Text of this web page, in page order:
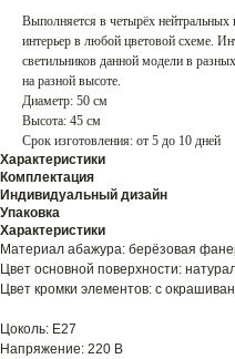
Выполняется в четырёх нейтральных
интерьер в любой цветовой схеме.
светильников данной модели в
на разной высоте.
Диаметр: 50 см
Высота: 45 см
Срок изготовления: от 5 до 10 дней
Характеристики
Комплектация
Индивидуальный дизайн
Упаковка
Характеристики
Материал абажура: берёзовая
Цвет основной поверхности:
Цвет кромки элементов: с
Цоколь: E27
Напряжение: 220 В